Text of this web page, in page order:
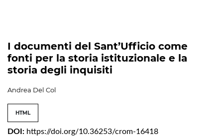
I documenti del Sant’Ufficio come
fonti per la storia istituzionale e la
storia degli inquisiti
Andrea Del Col
HTML
DOI: https://doi.org/10.36253/crom-16418